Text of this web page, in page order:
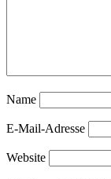
Name
E-Mail-Adresse
Website